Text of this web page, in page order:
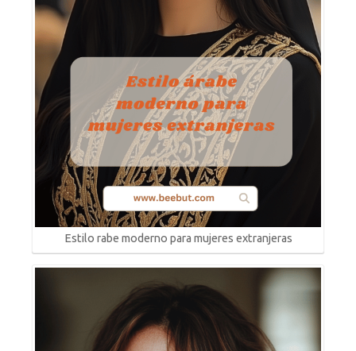
Estilo rabe moderno para mujeres extranjeras